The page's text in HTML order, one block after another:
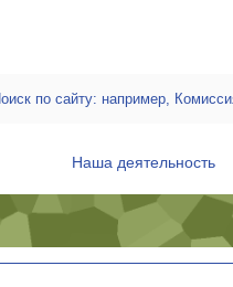
Наша деятельность